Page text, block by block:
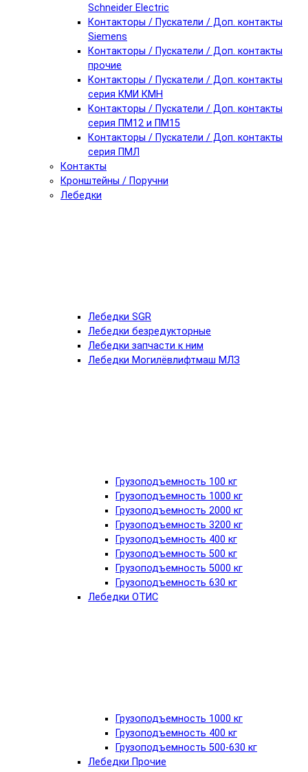
Schneider Electric
Контакторы / Пускатели / Доп. контакты
Siemens
Контакторы / Пускатели / Доп. контакты
прочие
Контакторы / Пускатели / Доп. контакты
серия КМИ КМН
Контакторы / Пускатели / Доп. контакты
серия ПМ12 и ПМ15
Контакторы / Пускатели / Доп. контакты
серия ПМЛ
Контакты
Кронштейны / Поручни
Лебедки
Лебедки SGR
Лебедки безредукторные
Лебедки запчасти к ним
Лебедки Могилёвлифтмаш МЛЗ
Грузоподъемность 100 кг
Грузоподъемность 1000 кг
Грузоподъемность 2000 кг
Грузоподъемность 3200 кг
Грузоподъемность 400 кг
Грузоподъемность 500 кг
Грузоподъемность 5000 кг
Грузоподъемность 630 кг
Лебедки ОТИС
Грузоподъемность 1000 кг
Грузоподъемность 400 кг
Грузоподъемность 500-630 кг
Лебедки Прочие